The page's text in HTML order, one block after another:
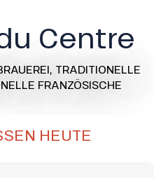
Centre
TRADITIONELLE
FRANZÖSISCHE
HEUTE